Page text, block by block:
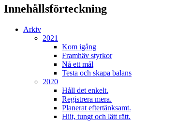
Innehållsförteckning
Arkiv
2021
Kom igång
Framhäv styrkor
Nå ett mål
Testa och skapa balans
2020
Håll det enkelt.
Registrera mera.
Planerat eftertänksamt.
Hiit, tungt och lätt rätt.